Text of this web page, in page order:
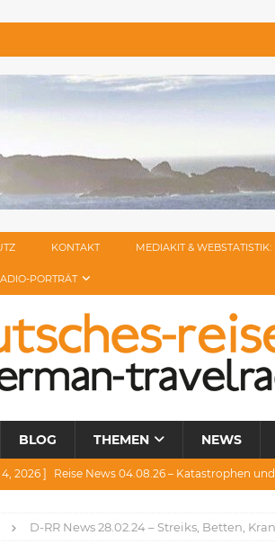
KONTAKT MEDIAKIT &
PORTRÄT
BLOG THEMEN NEWS
2026 ] Reise News 04.08.26 – Katastrophen
2026 ] Reise News 28.07.26 – Umwelt, Politik,
D-RR News 28.02.24 – Streiks, Betten,